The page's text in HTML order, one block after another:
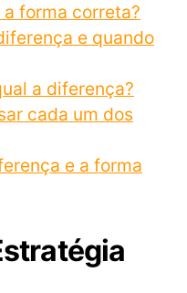
forma correta?
e quando
a diferença?
cada um dos
e a forma